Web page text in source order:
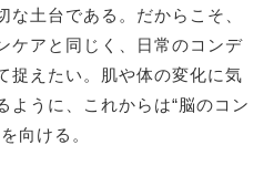
土台である。だからこそ、
ケアと同じく、日常のコンデ
捉えたい。肌や体の変化に気
ように、これからは“脳のコン
向ける。